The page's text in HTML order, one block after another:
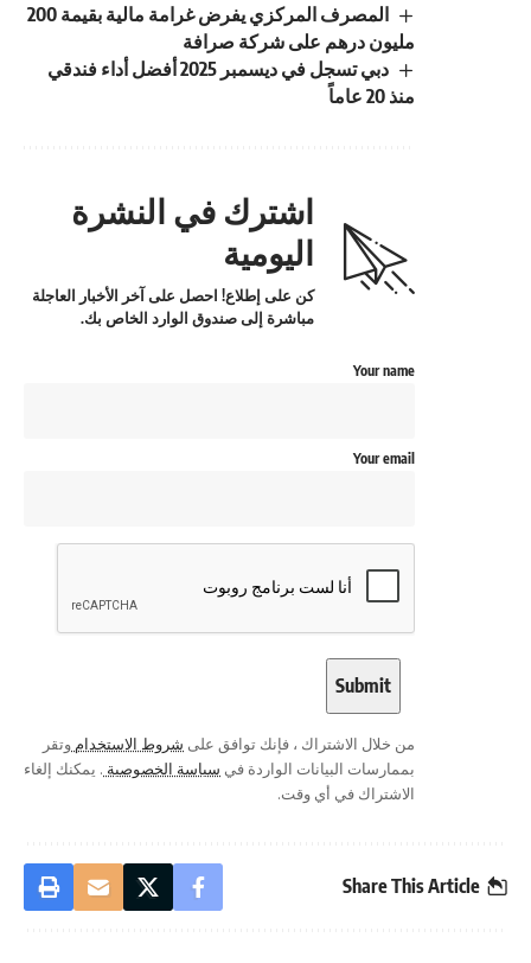
المصرف المركزي يفرض غرامة مالية بقيمة 200
مليون درهم على شركة صرافة
دبي تسجل في ديسمبر 2025 أفضل أداء فندقي
منذ 20 عاماً
اشترك في النشرة
اليومية
كن على إطلاع! احصل على آخر الأخبار العاجلة
مباشرة إلى صندوق الوارد الخاص بك.
Your name
Your email
من خلال الاشتراك ، فإنك توافق على شروط الاستخدام وتقر
بممارسات البيانات الواردة في سياسة الخصوصية . يمكنك إلغاء
الاشتراك في أي وقت.
Share This Article